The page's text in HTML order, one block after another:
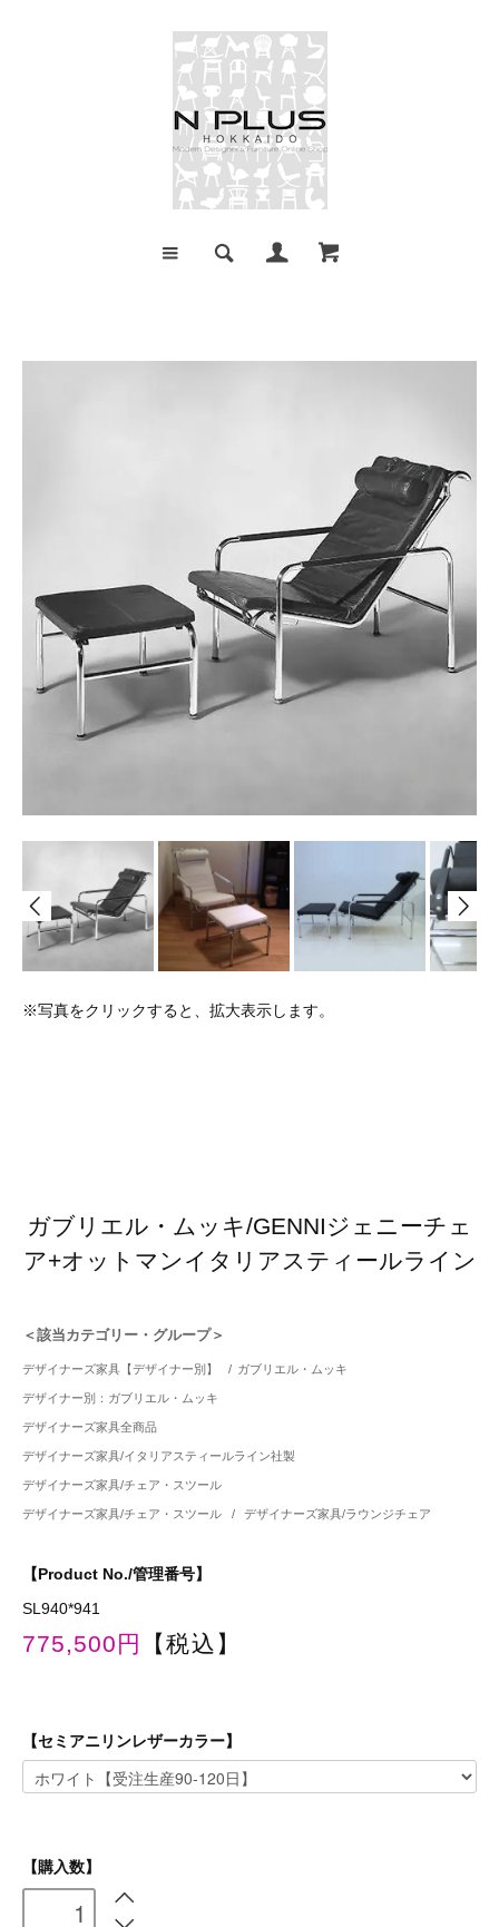
※写真をクリックすると、拡大表示します。
ガブリエル・ムッキ/GENNIジェニーチェ
ア+オットマンイタリアスティールライン
＜該当カテゴリー・グループ＞
デザイナーズ家具【デザイナー別】 / ガブリエル・ムッキ
デザイナー別：ガブリエル・ムッキ
デザイナーズ家具全商品
デザイナーズ家具/イタリアスティールライン社製
デザイナーズ家具/チェア・スツール
デザイナーズ家具/チェア・スツール / デザイナーズ家具/ラウンジチェア
【Product No./管理番号】
SL940*941
775,500円 【税込】
【セミアニリンレザーカラー】
【購入数】